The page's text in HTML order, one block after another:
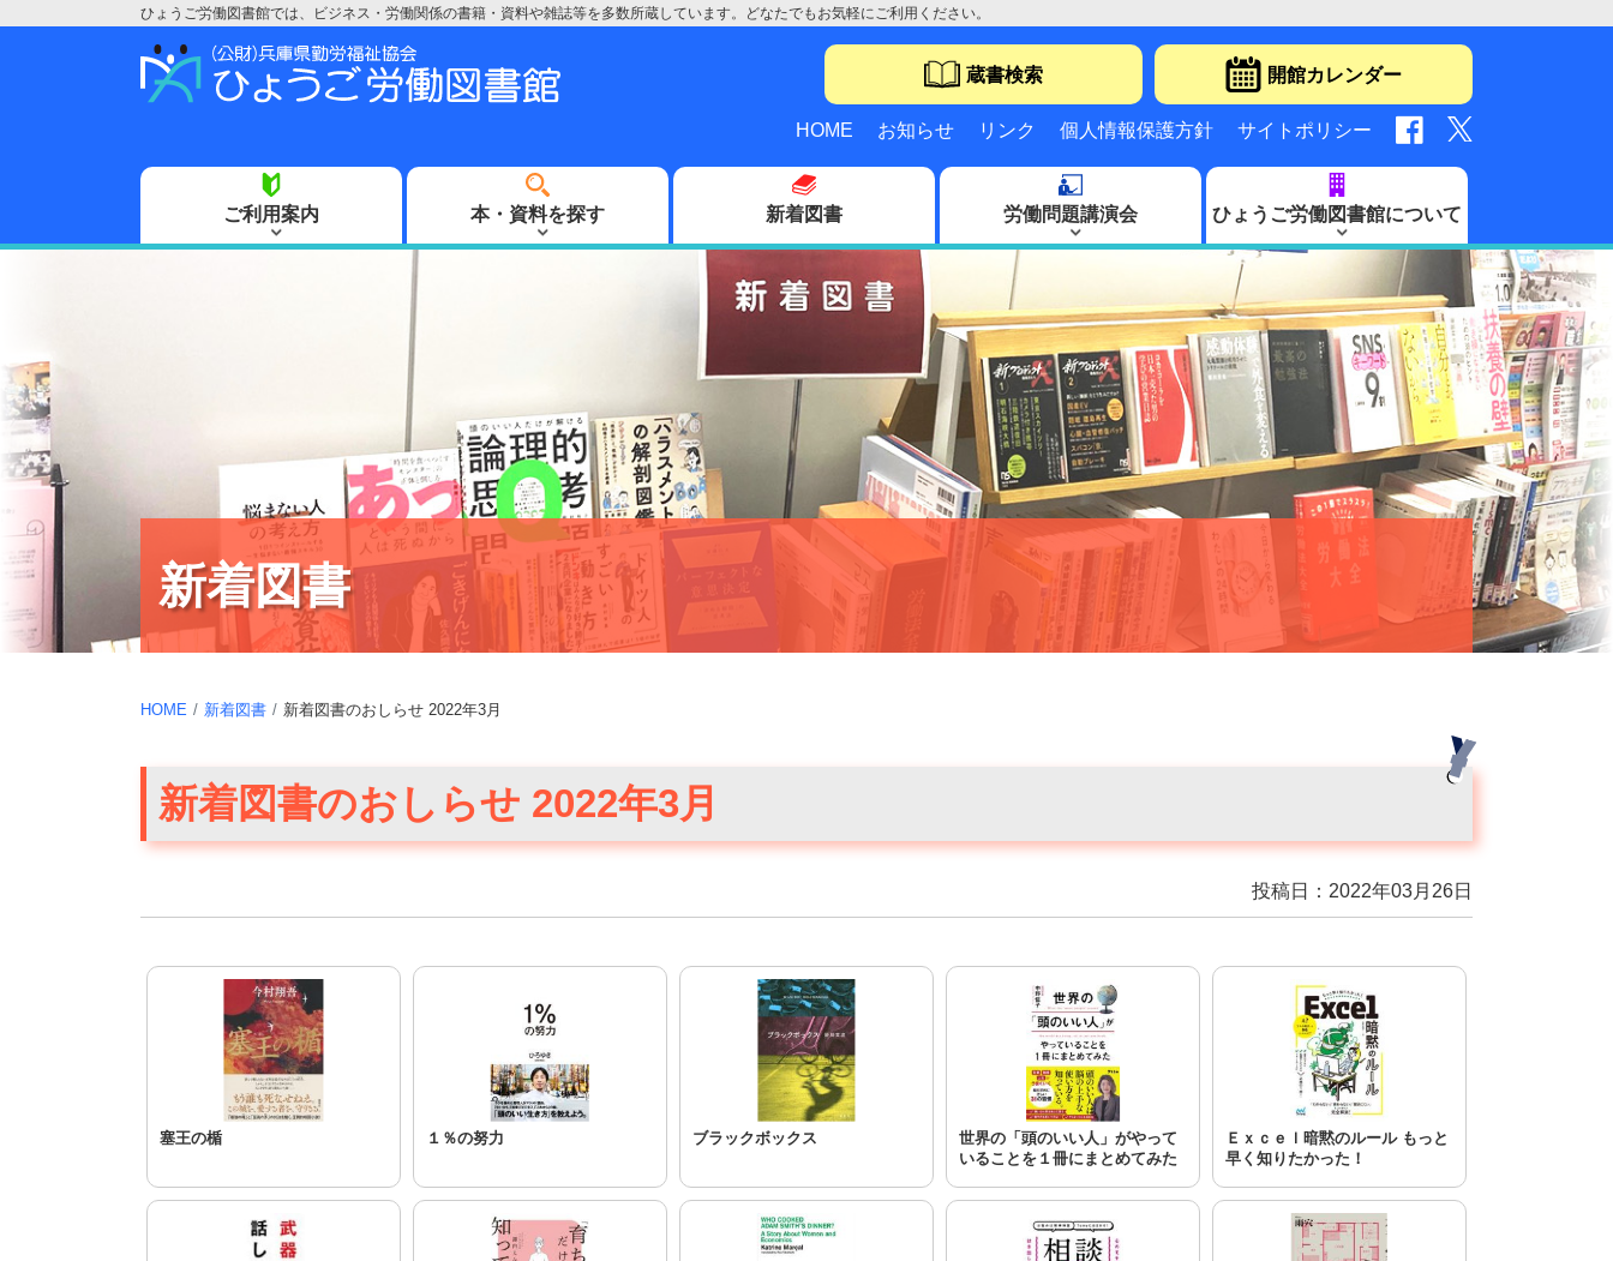
ひょうご労働図書館では、ビジネス・労働関係の書籍・資料や雑誌等を多数所蔵しています。どなたでもお気軽にご利用ください。
蔵書検索 開館カレンダー
HOME お知らせ リンク 個人情報保護方針 サイトポリシー
ご利用案内 本・資料を探す 新着図書 労働問題講演会 ひょうご労働図書館について
新着図書
HOME 新着図書 新着図書のおしらせ 2022年3月
新着図書のおしらせ 2022年3月
投稿日：2022年03月26日
塞王の楯 １％の努力 ブラックボックス
世界の「頭のいい人」がやって
いることを１冊にまとめてみた
Ｅｘｃｅｌ暗黙のルール もっと
早く知りたかった！